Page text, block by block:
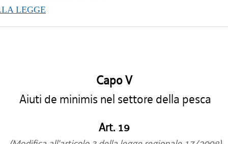
al 31/12/2010
LEGGE
Capo V
Aiuti de minimis nel settore della pesca
Art. 19